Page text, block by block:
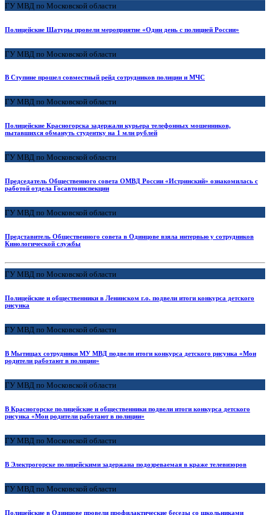
ГУ МВД по Московской области
Полицейские Шатуры провели мероприятие «Один день с полицией России»
ГУ МВД по Московской области
В Ступине прошел совместный рейд сотрудников полиции и МЧС
ГУ МВД по Московской области
Полицейские Красногорска задержали курьера телефонных мошенников,
пытавшихся обмануть студентку на 1 млн рублей
ГУ МВД по Московской области
Председатель Общественного совета ОМВД России «Истринский» ознакомилась с
работой отдела Госавтоинспекции
ГУ МВД по Московской области
Представитель Общественного совета в Одинцове взяла интервью у сотрудников
Кинологической службы
ГУ МВД по Московской области
Полицейские и общественники в Ленинском г.о. подвели итоги конкурса детского
рисунка
ГУ МВД по Московской области
В Мытищах сотрудники МУ МВД подвели итоги конкурса детского рисунка «Мои
родители работают в полиции»
ГУ МВД по Московской области
В Красногорске полицейские и общественники подвели итоги конкурса детского
рисунка «Мои родители работают в полиции»
ГУ МВД по Московской области
В Электрогорске полицейскими задержана подозреваемая в краже телевизоров
ГУ МВД по Московской области
Полицейские в Одинцове провели профилактические беседы со школьниками